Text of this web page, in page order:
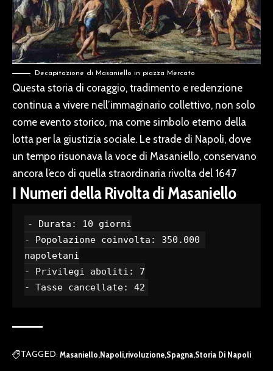
Decapitazione di Masaniello in piazza Mercato
Questa storia di coraggio, tradimento e redenzione
continua a vivere nell’immaginario collettivo, non solo
come evento storico, ma come simbolo eterno della
lotta per la giustizia sociale. Le strade di Napoli, dove
un tempo risuonava la voce di Masaniello, conservano
ancora l’eco di quella straordinaria rivolta del 1647
I Numeri della Rivolta di Masaniello
- Durata: 10 giorni
- Popolazione coinvolta: 350.000
napoletani
- Privilegi aboliti: 7
- Tasse cancellate: 42
TAGGED: Masaniello Napoli rivoluzione Spagna Storia Di Napoli